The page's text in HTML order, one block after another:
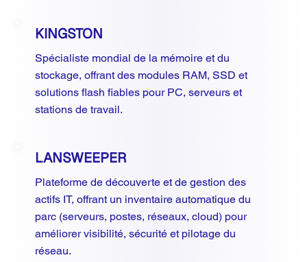
KINGSTON
Spécialiste mondial de la mémoire et du
stockage, offrant des modules RAM, SSD et
solutions flash fiables pour PC, serveurs et
stations de travail.
LANSWEEPER
Plateforme de découverte et de gestion des
actifs IT, offrant un inventaire automatique du
parc (serveurs, postes, réseaux, cloud) pour
améliorer visibilité, sécurité et pilotage du
réseau.